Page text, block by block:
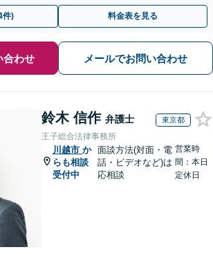
対応】
件) 料金表を見る
合わせ メールでお問い合わせ
鈴木 信作 弁護士 東京都
王子総合法律事務所
川越市 か
らも相談
受付中
面談方法(対面・電
話・ビデオなど)は
応相談
営業時
間：本日
定休日